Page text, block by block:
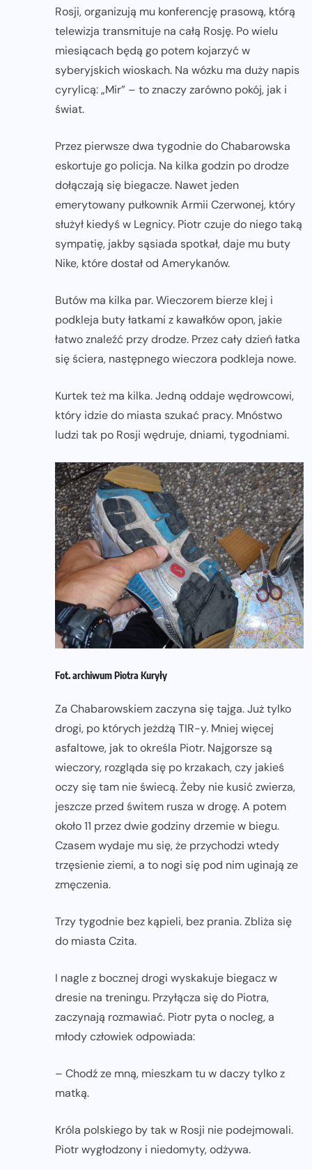
Rosji, organizują mu konferencję prasową, którą
telewizja transmituje na całą Rosję. Po wielu
miesiącach będą go potem kojarzyć w
syberyjskich wioskach. Na wózku ma duży napis
cyrylicą: „Mir” – to znaczy zarówno pokój, jak i
świat.
Przez pierwsze dwa tygodnie do Chabarowska
eskortuje go policja. Na kilka godzin po drodze
dołączają się biegacze. Nawet jeden
emerytowany pułkownik Armii Czerwonej, który
służył kiedyś w Legnicy. Piotr czuje do niego taką
sympatię, jakby sąsiada spotkał, daje mu buty
Nike, które dostał od Amerykanów.
Butów ma kilka par. Wieczorem bierze klej i
podkleja buty łatkami z kawałków opon, jakie
łatwo znaleźć przy drodze. Przez cały dzień łatka
się ściera, następnego wieczora podkleja nowe.
Kurtek też ma kilka. Jedną oddaje wędrowcowi,
który idzie do miasta szukać pracy. Mnóstwo
ludzi tak po Rosji wędruje, dniami, tygodniami.
Fot. archiwum Piotra Kuryły
Za Chabarowskiem zaczyna się tajga. Już tylko
drogi, po których jeżdżą TIR-y. Mniej więcej
asfaltowe, jak to określa Piotr. Najgorsze są
wieczory, rozgląda się po krzakach, czy jakieś
oczy się tam nie świecą. Żeby nie kusić zwierza,
jeszcze przed świtem rusza w drogę. A potem
około 11 przez dwie godziny drzemie w biegu.
Czasem wydaje mu się, że przychodzi wtedy
trzęsienie ziemi, a to nogi się pod nim uginają ze
zmęczenia.
Trzy tygodnie bez kąpieli, bez prania. Zbliża się
do miasta Czita.
I nagle z bocznej drogi wyskakuje biegacz w
dresie na treningu. Przyłącza się do Piotra,
zaczynają rozmawiać. Piotr pyta o nocleg, a
młody człowiek odpowiada:
– Chodź ze mną, mieszkam tu w daczy tylko z
matką.
Króla polskiego by tak w Rosji nie podejmowali.
Piotr wygłodzony i niedomyty, odżywa.